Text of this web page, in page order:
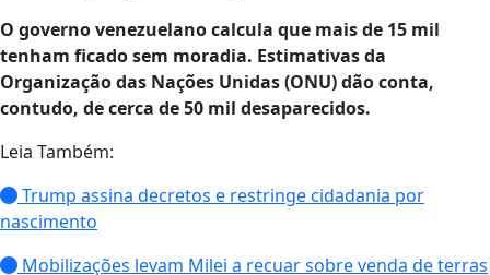
O governo venezuelano calcula que mais de 15 mil
tenham ficado sem moradia. Estimativas da
Organização das Nações Unidas (ONU) dão conta,
contudo, de cerca de 50 mil desaparecidos.
Leia Também:
Trump assina decretos e restringe cidadania por
nascimento
Mobilizações levam Milei a recuar sobre venda de terras